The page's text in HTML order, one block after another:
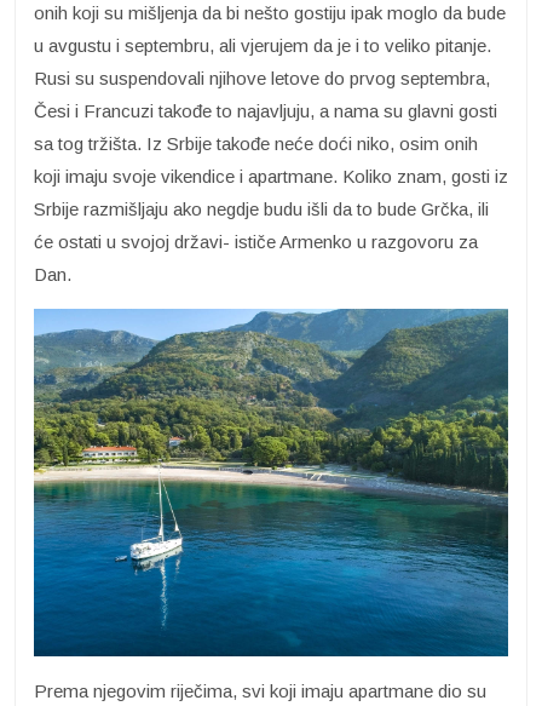
onih koji su mišljenja da bi nešto gostiju ipak moglo da bude
u avgustu i septembru, ali vjerujem da je i to veliko pitanje.
Rusi su suspendovali njihove letove do prvog septembra,
Česi i Francuzi takođe to najavljuju, a nama su glavni gosti
sa tog tržišta. Iz Srbije takođe neće doći niko, osim onih
koji imaju svoje vikendice i apartmane. Koliko znam, gosti iz
Srbije razmišljaju ako negdje budu išli da to bude Grčka, ili
će ostati u svojoj državi- ističe Armenko u razgovoru za
Dan.
Prema njegovim riječima, svi koji imaju apartmane dio su